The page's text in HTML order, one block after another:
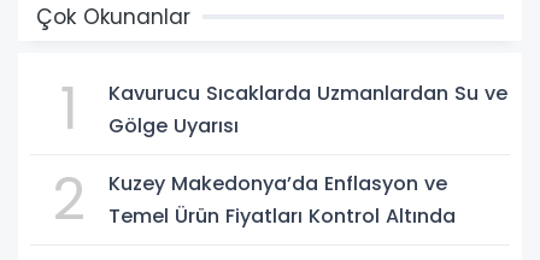
Çok Okunanlar
1
Kavurucu Sıcaklarda Uzmanlardan Su ve
Gölge Uyarısı
2
Kuzey Makedonya’da Enflasyon ve
Temel Ürün Fiyatları Kontrol Altında